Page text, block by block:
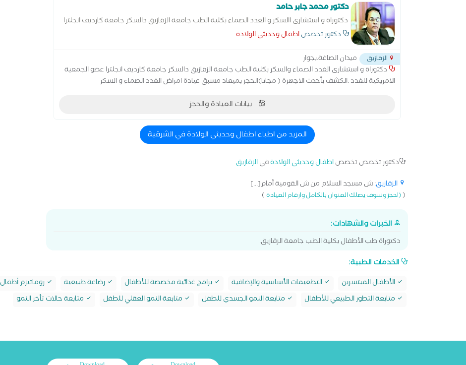
دكتور محمد جابر حامد
دكتوراة و استشارى االسكر و الغدد الصماء بكلية الطب جامعة الزقازيق دالسكر جامعة كارديف انجلترا
عضو الجمعية الامريكية للغدد
دكتور تخصصاطفال وحديثي الولادة
الزقازيق
ميدان الصاغة.بجوار
دكتوراة و استشارى الغدد الصماء والسكر بكلية الطب جامعة الزقازيق دالسكر جامعة كارديف انجلترا عضو الجمعية
الامريكية للغدد .الكشف بأحدث الاجهزة ( مجانا)الحجز بميعاد مسبق عيادة امراض الغدد الصماء و السكر
بيانات العيادة والحجز
المزيد من اطباء اطفال وحديثي الولادة في الشرقية
دكتور تخصص تخصصاطفال وحديثي الولادةفيالزقازيق
الزقازيق: ش مسجد السلام من ش القومية أمام[...]
((احجز وسوف يصلك العنوان بالكامل وارقام العيادة)
الخبرات والشهادات:
دكتوراة طب الأطفال بكلية الطب جامعة الزقازيق.
الخدمات الطبية:
الأطفال المبتسرين التطعيمات الأساسية والإضافية برامج غذائية مخصصة للأطفال رضاعة طبيعية روماتيزم أطفال
متابعة التطور الطبيعي للأطفال
متابعة النمو الجسدي للطفل متابعة النمو العقلي للطفل متابعة حالات تأخر النمو